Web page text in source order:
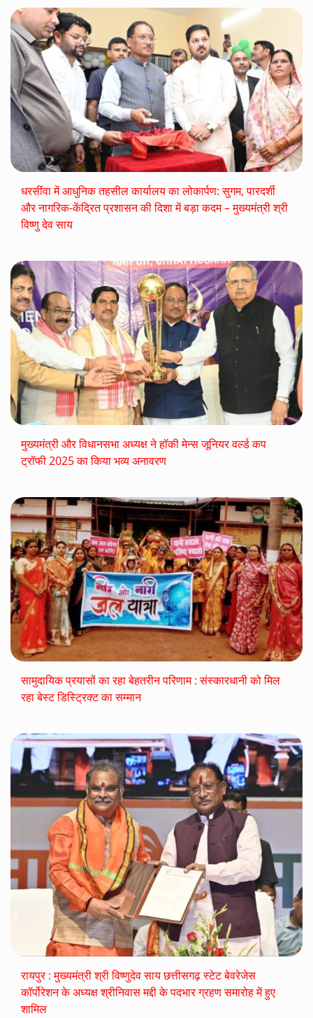
धरसींवा में आधुनिक तहसील कार्यालय का लोकार्पण: सुगम, पारदर्शी
और नागरिक-केंद्रित प्रशासन की दिशा में बड़ा कदम – मुख्यमंत्री श्री
विष्णु देव साय
मुख्यमंत्री और विधानसभा अध्यक्ष ने हॉकी मेन्स जूनियर वर्ल्ड कप
ट्रॉफी 2025 का किया भव्य अनावरण
सामुदायिक प्रयासों का रहा बेहतरीन परिणाम : संस्कारधानी को मिल
रहा बेस्ट डिस्ट्रिक्ट का सम्मान
रायपुर : मुख्यमंत्री श्री विष्णुदेव साय छत्तीसगढ़ स्टेट बेवरेजेस
कॉर्पोरेशन के अध्यक्ष श्रीनिवास मद्दी के पदभार ग्रहण समारोह में हुए
शामिल